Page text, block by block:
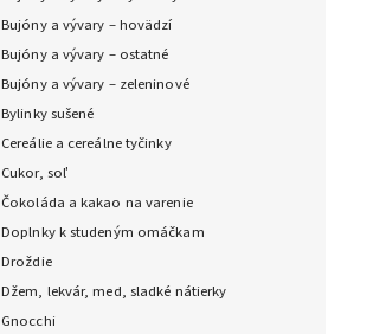
Bujóny a vývary – hovädzí
Bujóny a vývary – ostatné
Bujóny a vývary – zeleninové
Bylinky sušené
Cereálie a cereálne tyčinky
Cukor, soľ
Čokoláda a kakao na varenie
Doplnky k studeným omáčkam
Droždie
Džem, lekvár, med, sladké nátierky
Gnocchi